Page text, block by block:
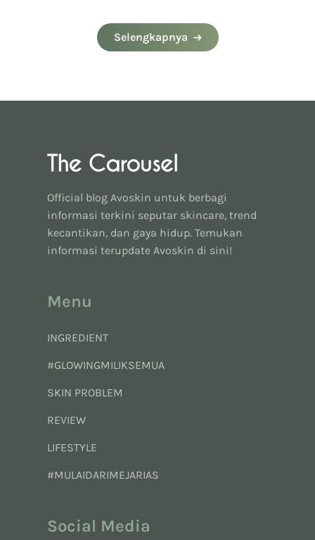
Selengkapnya
Official blog Avoskin untuk berbagi
informasi terkini seputar skincare, trend
kecantikan, dan gaya hidup. Temukan
informasi terupdate Avoskin di sini!
Menu
INGREDIENT
#GLOWINGMILIKSEMUA
SKIN PROBLEM
REVIEW
LIFESTYLE
#MULAIDARIMEJARIAS
Social Media